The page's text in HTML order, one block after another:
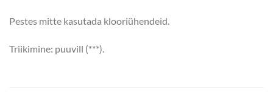
Pestes mitte kasutada klooriühendeid.
Triikimine: puuvill (***).